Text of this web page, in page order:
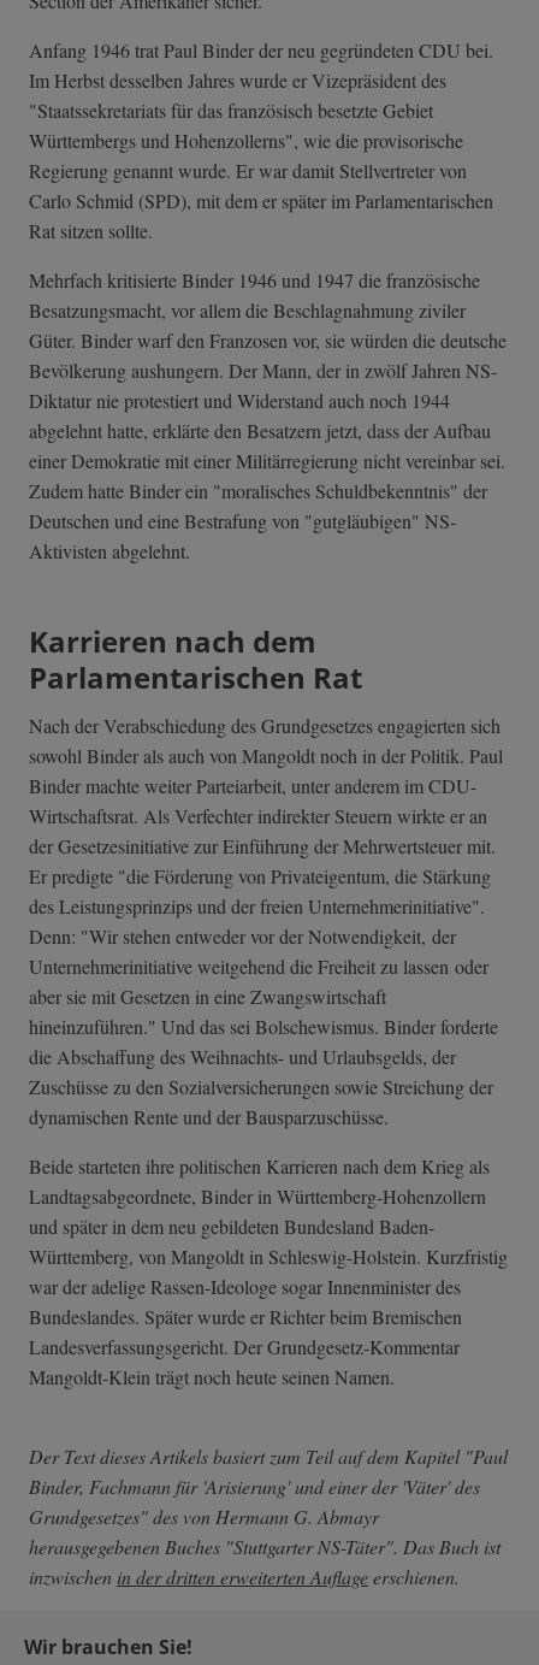
Anfang 1946 trat Paul Binder der neu gegründeten CDU bei.
Im Herbst desselben Jahres wurde er Vizepräsident des
"Staatssekretariats für das französisch besetzte Gebiet
Württembergs und Hohenzollerns", wie die provisorische
Regierung genannt wurde. Er war damit Stellvertreter von
Carlo Schmid (SPD), mit dem er später im Parlamentarischen
Rat sitzen sollte.
Mehrfach kritisierte Binder 1946 und 1947 die französische
Besatzungsmacht, vor allem die Beschlagnahmung ziviler
Güter. Binder warf den Franzosen vor, sie würden die deutsche
Bevölkerung aushungern. Der Mann, der in zwölf Jahren NS-
Diktatur nie protestiert und Widerstand auch noch 1944
abgelehnt hatte, erklärte den Besatzern jetzt, dass der Aufbau
einer Demokratie mit einer Militärregierung nicht vereinbar sei.
Zudem hatte Binder ein "moralisches Schuldbekenntnis" der
Deutschen und eine Bestrafung von "gutgläubigen" NS-
Aktivisten abgelehnt.
Karrieren nach dem
Parlamentarischen Rat
Nach der Verabschiedung des Grundgesetzes engagierten sich
sowohl Binder als auch von Mangoldt noch in der Politik. Paul
Binder machte weiter Parteiarbeit, unter anderem im CDU-
Wirtschaftsrat. Als Verfechter indirekter Steuern wirkte er an
der Gesetzesinitiative zur Einführung der Mehrwertsteuer mit.
Er predigte "die Förderung von Privateigentum, die Stärkung
des Leistungsprinzips und der freien Unternehmerinitiative".
Denn: "Wir stehen entweder vor der Notwendigkeit, der
Unternehmerinitiative weitgehend die Freiheit zu lassen oder
aber sie mit Gesetzen in eine Zwangswirtschaft
hineinzuführen." Und das sei Bolschewismus. Binder forderte
die Abschaffung des Weihnachts- und Urlaubsgelds, der
Zuschüsse zu den Sozialversicherungen sowie Streichung der
dynamischen Rente und der Bausparzuschüsse.
Beide starteten ihre politischen Karrieren nach dem Krieg als
Landtagsabgeordnete, Binder in Württemberg-Hohenzollern
und später in dem neu gebildeten Bundesland Baden-
Württemberg, von Mangoldt in Schleswig-Holstein. Kurzfristig
war der adelige Rassen-Ideologe sogar Innenminister des
Bundeslandes. Später wurde er Richter beim Bremischen
Landesverfassungsgericht. Der Grundgesetz-Kommentar
Mangoldt-Klein trägt noch heute seinen Namen.
Der Text dieses Artikels basiert zum Teil auf dem Kapitel "Paul
Binder, Fachmann für 'Arisierung' und einer der 'Väter' des
Grundgesetzes" des von Hermann G. Abmayr
herausgegebenen Buches "Stuttgarter NS-Täter". Das Buch ist
inzwischen in der dritten erweiterten Auflageerschienen.
Wir brauchen Sie!